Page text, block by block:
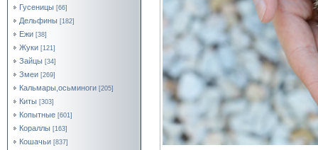
Гусеницы [66]
Дельфины [182]
Ежи [38]
Жуки [121]
Зайцы [34]
Змеи [269]
Кальмары,осьминоги [205]
Киты [303]
Копытные [601]
Кораллы [163]
Кошачьи [837]